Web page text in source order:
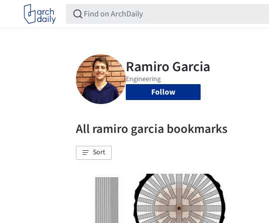
Follow
All ramiro garcia bookmarks
Sort